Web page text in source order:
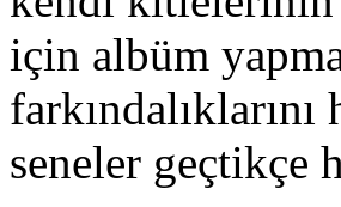
için albüm
seneler geçtikçe